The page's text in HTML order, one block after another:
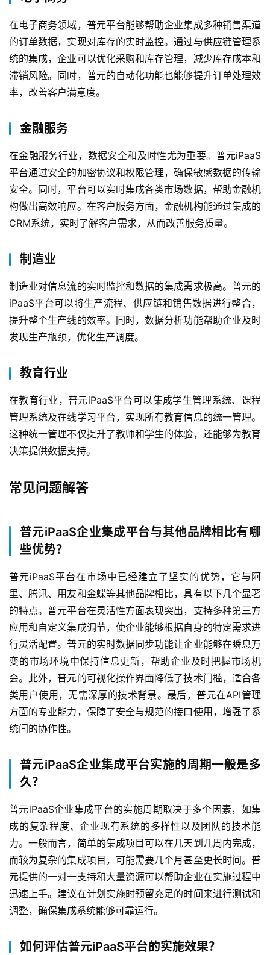
决
方
案
生
态
合
服
务
与
支
解
普
联
我
在电子商务领域，普元平台能够帮助企业集成多种销售渠道
的订单数据，实现对库存的实时监控。通过与供应链管理系
统的集成，企业可以优化采购和库存管理，减少库存成本和
滞销风险。同时，普元的自动化功能也能够提升订单处理效
率，改善客户满意度。
金融服务
在金融服务行业，数据安全和及时性尤为重要。普元iPaaS
平台通过安全的加密协议和权限管理，确保敏感数据的传输
安全。同时，平台可以实时集成各类市场数据，帮助金融机
构做出高效响应。在客户服务方面，金融机构能通过集成的
CRM系统，实时了解客户需求，从而改善服务质量。
制造业
制造业对信息流的实时监控和数据的集成需求极高。普元的
iPaaS平台可以将生产流程、供应链和销售数据进行整合，
提升整个生产线的效率。同时，数据分析功能帮助企业及时
发现生产瓶颈，优化生产调度。
教育行业
在教育行业，普元iPaaS平台可以集成学生管理系统、课程
管理系统及在线学习平台，实现所有教育信息的统一管理。
这种统一管理不仅提升了教师和学生的体验，还能够为教育
决策提供数据支持。
常见问题解答
普元iPaaS企业集成平台与其他品牌相比有哪
些优势？
普元iPaaS平台在市场中已经建立了坚实的优势，它与阿
里、腾讯、用友和金蝶等其他品牌相比，具有以下几个显著
的特点。普元平台在灵活性方面表现突出，支持多种第三方
应用和自定义集成调节，使企业能够根据自身的特定需求进
行灵活配置。普元的实时数据同步功能让企业能够在瞬息万
变的市场环境中保持信息更新，帮助企业及时把握市场机
会。此外，普元的可视化操作界面降低了技术门槛，适合各
类用户使用，无需深厚的技术背景。最后，普元在API管理
方面的专业能力，保障了安全与规范的接口使用，增强了系
统间的协作性。
普元iPaaS企业集成平台实施的周期一般是多
久？
普元iPaaS企业集成平台的实施周期取决于多个因素，如集
成的复杂程度、企业现有系统的多样性以及团队的技术能
力。一般而言，简单的集成项目可以在几天到几周内完成，
而较为复杂的集成项目，可能需要几个月甚至更长时间。普
元提供的一对一支持和大量资源可以帮助企业在实施过程中
迅速上手。建议在计划实施时预留充足的时间来进行测试和
调整，确保集成系统能够可靠运行。
如何评估普元iPaaS平台的实施效果？